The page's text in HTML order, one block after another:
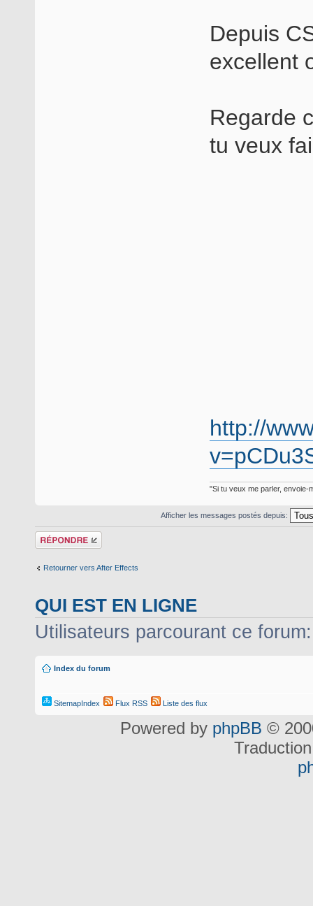
Depuis
excellent
Regarde
tu veux
http://
"Si tu veux me parler, envoie-
Afficher les messages postés depuis:
Répondre
Retourner vers After Effects
QUI EST EN LIGNE
Utilisateurs parcourant ce
Index du forum
SitemapIndex Flux RSS Liste des flux
Powered by phpBB ©